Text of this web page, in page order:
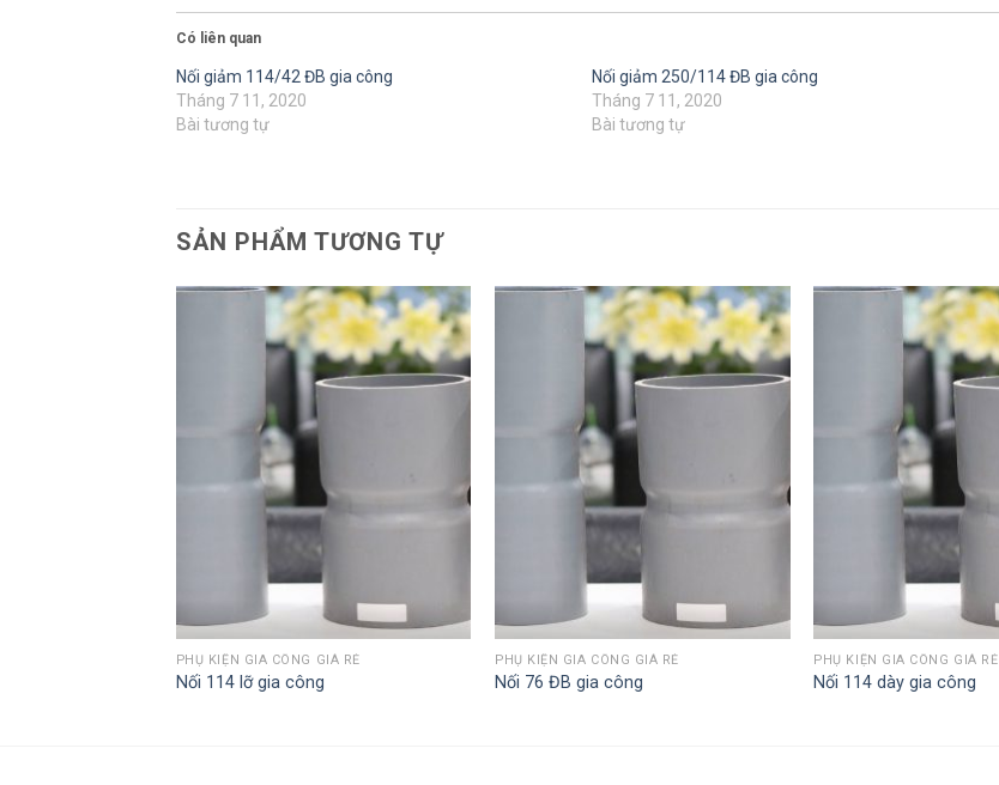
Có liên quan
Nối giảm 114/42 ĐB gia công
Tháng 7 11, 2020
Bài tương tự
Nối giảm 250/114 ĐB gia công
Tháng 7 11, 2020
Bài tương tự
SẢN PHẨM TƯƠNG TỰ
PHỤ KIỆN GIA CÔNG GIÁ RẺ
Nối 114 lỡ gia công
PHỤ KIỆN GIA CÔNG GIÁ RẺ
Nối 76 ĐB gia công
PHỤ KIỆN GIA CÔNG GIÁ RẺ
Nối 114 dày gia công